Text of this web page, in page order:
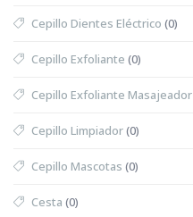
Cepillo Dientes Eléctrico (0)
Cepillo Exfoliante (0)
Cepillo Exfoliante Masajeador
Cepillo Limpiador(0)
Cepillo Mascotas (0)
Cesta (0)